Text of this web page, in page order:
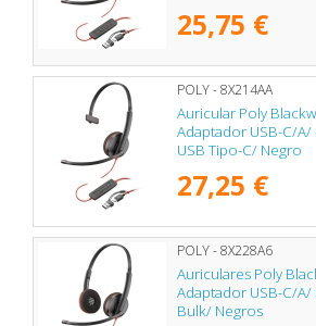
25,75 €
POLY - 8X214AA
Auricular Poly
Adaptador USB-C/
USB Tipo-C/ Negro
27,25 €
POLY - 8X228A6
Auriculares Poly
Adaptador USB-C/
Bulk/ Negros